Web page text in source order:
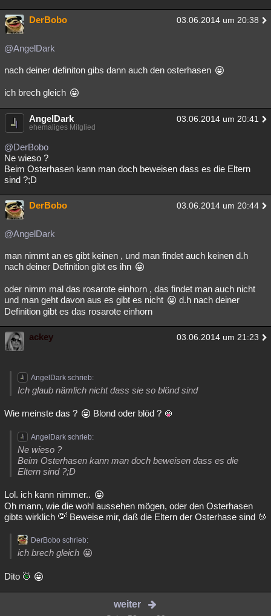
DerBobo 03.06.2014 um 20:38
@AngelDark
nach deiner definiton gibs dann auch den osterhasen
ich brech gleich
AngelDark 03.06.2014 um 20:41
ehemaliges Mitglied
@DerBobo
Ne wieso ?
Beim Osterhasen kann man doch beweisen dass es die Eltern
sind ?;D
DerBobo 03.06.2014 um 20:44
@AngelDark
man nimmt an es gibt keinen , und man findet auch keinen d.h
nach deiner Definition gibt es ihn
oder nimm mal das rosarote einhorn , das findet man auch nicht
und man geht davon aus es gibt es nicht
d.h nach deiner
Definition gibt es das rosarote einhorn
ackey 03.06.2014 um 21:23
AngelDark schrieb:
Ich glaub nämlich nicht dass sie so blönd sind
Wie meinste das ? Blond oder blöd ?
AngelDark schrieb:
Ne wieso ?
Beim Osterhasen kann man doch beweisen dass es die
Eltern sind ?;D
Lol. ich kann nimmer..
Oh mann, wie die wohl aussehen mögen, oder den Osterhasen
gibts wirklich
Beweise mir, daß die Eltern der Osterhase sind
DerBobo schrieb:
ich brech gleich
Dito
weiter